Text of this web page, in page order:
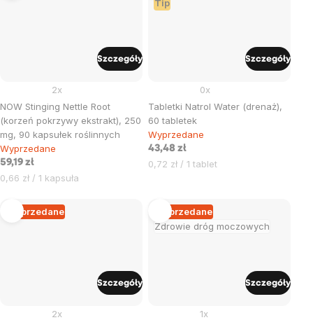
NOW Stinging Nettle Root
(korzeń pokrzywy ekstrakt), 250
mg, 90 kapsułek roślinnych
2x
Wyprzedane
59,19 zł
Cena
0,66 zł / 1 kapsuła
Szczegóły
Tip
Tabletki Natrol Water (drenaż),
60 tabletek
0x
Wyprzedane
43,48 zł
Cena
0,72 zł / 1 tablet
Szczegóły
Wyprzedane
2x
Szczegóły
Zdrowie dróg moczowych
Wyprzedane
1x
Szczegóły